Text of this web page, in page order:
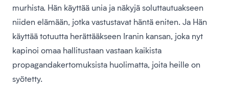
murhista. Hän käyttää unia ja näkyjä soluttautuakseen
niiden elämään, jotka vastustavat häntä eniten. Ja Hän
käyttää totuutta herättääkseen Iranin kansan, joka nyt
kapinoi omaa hallitustaan vastaan kaikista
propagandakertomuksista huolimatta, joita heille on
syötetty.